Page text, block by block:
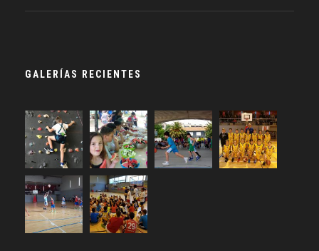
GALERÍAS RECIENTES